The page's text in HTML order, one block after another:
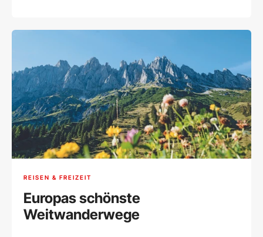
REISEN & FREIZEIT
Europas schönste
Weitwanderwege